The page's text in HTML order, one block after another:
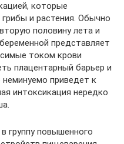
которые
и растения. Обычно
половину лета и
представляет
током крови
плацентарный барьер и
неминуемо приведет к
интоксикация нередко
группу повышенного